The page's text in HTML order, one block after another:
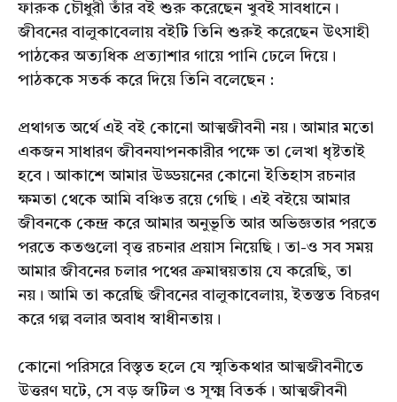
ফারুক চৌধুরী তাঁর বই শুরু করেছেন খুবই সাবধানে।
জীবনের বালুকাবেলায় বইটি তিনি শুরুই করেছেন উৎসাহী
পাঠকের অত্যধিক প্রত্যাশার গায়ে পানি ঢেলে দিয়ে।
পাঠককে সতর্ক করে দিয়ে তিনি বলেছেন :
প্রথাগত অর্থে এই বই কোনো আত্মজীবনী নয়। আমার মতো
একজন সাধারণ জীবনযাপনকারীর পক্ষে তা লেখা ধৃষ্টতাই
হবে। আকাশে আমার উড্ডয়নের কোনো ইতিহাস রচনার
ক্ষমতা থেকে আমি বঞ্চিত রয়ে গেছি। এই বইয়ে আমার
জীবনকে কেন্দ্র করে আমার অনুভূতি আর অভিজ্ঞতার পরতে
পরতে কতগুলো বৃত্ত রচনার প্রয়াস নিয়েছি। তা-ও সব সময়
আমার জীবনের চলার পথের ক্রমান্বয়তায় যে করেছি, তা
নয়। আমি তা করেছি জীবনের বালুকাবেলায়, ইতস্তত বিচরণ
করে গল্প বলার অবাধ স্বাধীনতায়।
কোনো পরিসরে বিস্তৃত হলে যে স্মৃতিকথার আত্মজীবনীতে
উত্তরণ ঘটে, সে বড় জটিল ও সূক্ষ্ম বিতর্ক। আত্মজীবনী